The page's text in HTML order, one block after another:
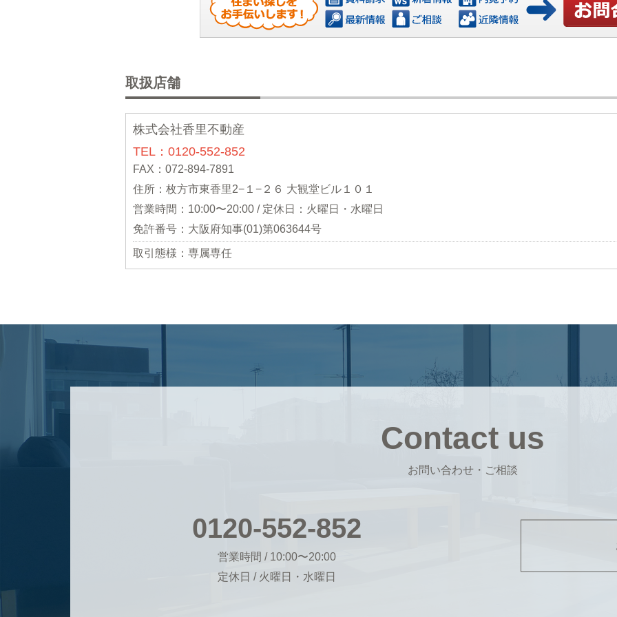
取扱店舗
株式会社香里不動産
TEL：0120-552-852
FAX：072-894-7891
住所：枚方市東香里2−１−２６ 大観堂ビル１０１
営業時間：10:00〜20:00 / 定休日：火曜日・水曜日
免許番号：大阪府知事(01)第063644号
取引態様：専属専任
Contact us
お問い合わせ・ご相談
0120-552-852
営業時間 / 10:00〜20:00
定休日 / 火曜日・水曜日